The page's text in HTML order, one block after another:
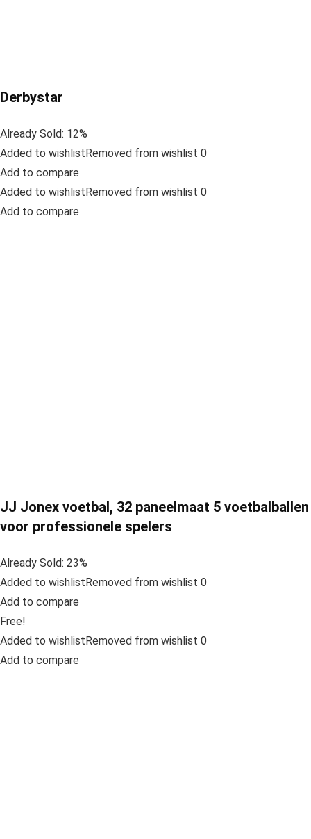
Derbystar
Already Sold: 12%
Added to wishlistRemoved from wishlist 0
Add to compare
Added to wishlistRemoved from wishlist 0
Add to compare
JJ Jonex voetbal, 32 paneelmaat 5 voetbalballen
voor professionele spelers
Already Sold: 23%
Added to wishlistRemoved from wishlist 0
Add to compare
Free!
Added to wishlistRemoved from wishlist 0
Add to compare